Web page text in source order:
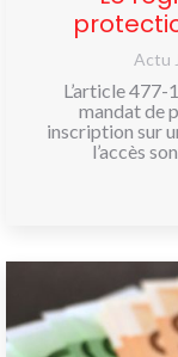
Actu
L’article 477-
mandat de
inscription sur
l’accès